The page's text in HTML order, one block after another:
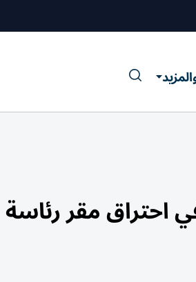
المزيد
احتراق مقر رئاسة